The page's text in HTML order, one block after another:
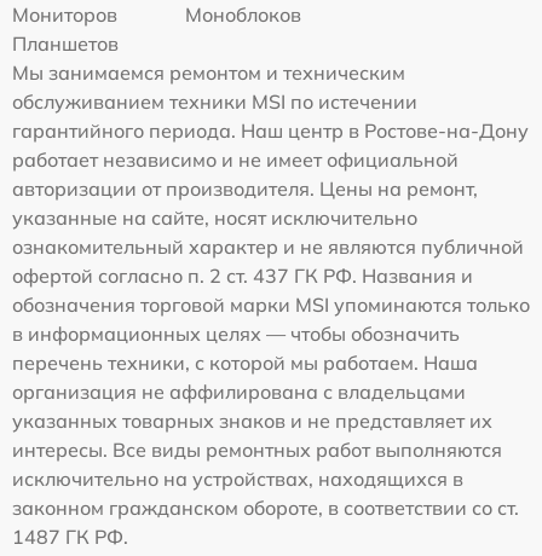
Мониторов
Моноблоков
Планшетов
Мы занимаемся ремонтом и техническим
обслуживанием техники MSI по истечении
гарантийного периода. Наш центр в Ростове-на-Дону
работает независимо и не имеет официальной
авторизации от производителя. Цены на ремонт,
указанные на сайте, носят исключительно
ознакомительный характер и не являются публичной
офертой согласно п. 2 ст. 437 ГК РФ. Названия и
обозначения торговой марки MSI упоминаются только
в информационных целях — чтобы обозначить
перечень техники, с которой мы работаем. Наша
организация не аффилирована с владельцами
указанных товарных знаков и не представляет их
интересы. Все виды ремонтных работ выполняются
исключительно на устройствах, находящихся в
законном гражданском обороте, в соответствии со ст.
1487 ГК РФ.